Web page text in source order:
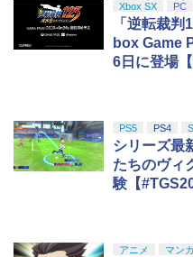
『映画
ルアイ
y』
Xbox SX PC
「逆転裁
box Game
6日に登場
PS5 PS4
シリーズ最
たちのヴィ
験【
アニメ マン